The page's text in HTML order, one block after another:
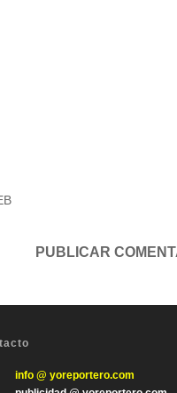
info @ yoreportero.com